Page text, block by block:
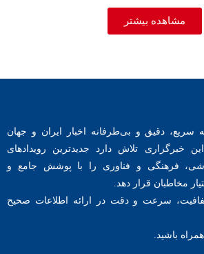
مشاهده بیشتر
هدف ارائه سریع، دقیق و بی‌طرفانه اخبار ایران و جهان
خبرگزاری تلاش دارد جدیدترین رویدادهای
فرهنگی و فناوری را با پوشش جامع و
مخاطبان قرار دهد.
به شفافیت، سرعت و دقت در ارائه اطلاعات صحیح